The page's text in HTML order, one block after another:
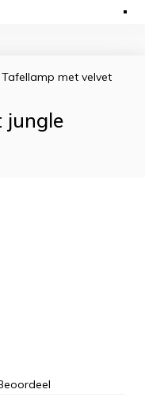
Tafellamp met velvet
jungle